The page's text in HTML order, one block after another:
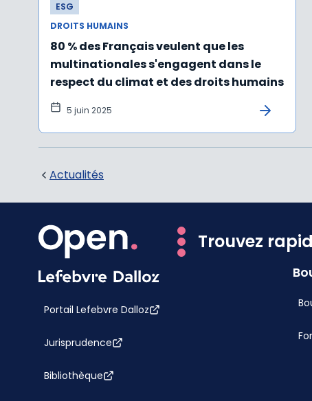
ESG
DROITS HUMAINS
80 % des Français veulent que les
multinationales s'engagent dans le
respect du climat et des droits humains
5 juin 2025
Actualités
Trouvez
Portail Lefebvre Dalloz
Jurisprudence
Bibliothèque